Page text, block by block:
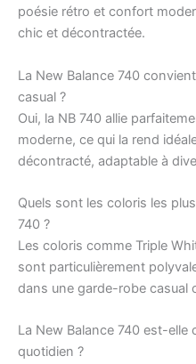
poésie rétro et confort
chic et décontractée.
La New Balance 740
casual ?
Oui, la NB 740 allie
moderne, ce qui la rend
décontracté, adaptable à
Quels sont les coloris les
740 ?
Les coloris comme Triple
sont particulièrement
dans une garde-robe casual
La New Balance 740 est-
quotidien ?